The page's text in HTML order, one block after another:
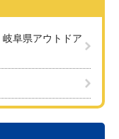
阜県アウトドア